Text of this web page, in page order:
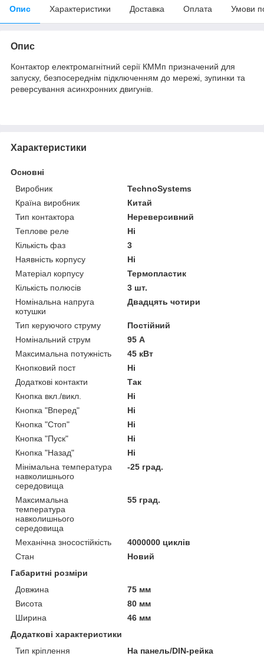
Опис Характеристики Доставка Оплата Умови
Опис
Контактор електромагнітний серії КММп призначений для
запуску, безпосереднім підключенням до мережі, зупинки та
реверсування асинхронних двигунів.
Характеристики
Основні
Виробник
TechnoSystems
Країна виробник
Китай
Тип контактора
Нереверсивний
Теплове реле
Ні
Кількість фаз
3
Наявність корпусу
Ні
Матеріал корпусу
Термопластик
Кількість полюсів
3 шт.
Номінальна напруга
котушки
Двадцять чотири
Тип керуючого струму
Постійний
Номінальний струм
95 А
Максимальна потужність
45 кВт
Кнопковий пост
Ні
Додаткові контакти
Так
Кнопка вкл./викл.
Ні
Кнопка "Вперед"
Ні
Кнопка "Стоп"
Ні
Кнопка "Пуск"
Ні
Кнопка "Назад"
Ні
Мінімальна температура
навколишнього
середовища
-25 град.
Максимальна
температура
навколишнього
середовища
55 град.
Механічна зносостійкість
4000000 циклів
Стан
Новий
Габаритні розміри
Довжина
75 мм
Висота
80 мм
Ширина
46 мм
Додаткові характеристики
Тип кріплення
На панель/DIN-рейка